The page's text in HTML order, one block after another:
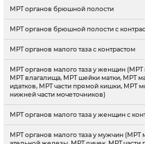
МРТ органов брюшной полости
МРТ органов брюшной полости с
МРТ органов малого таза с контрастом
МРТ органов малого таза у женщин (МРТ
МРТ влагалища, МРТ шейки матки, МРТ
идатков, МРТ части прямой кишки, МРТ
нижней части мочеточников)
МРТ органов малого таза у женщин с
МРТ органов малого таза у мужчин